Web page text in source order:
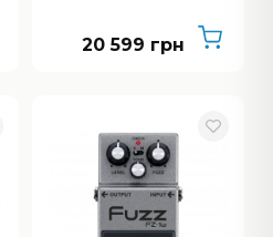
20 599 грн